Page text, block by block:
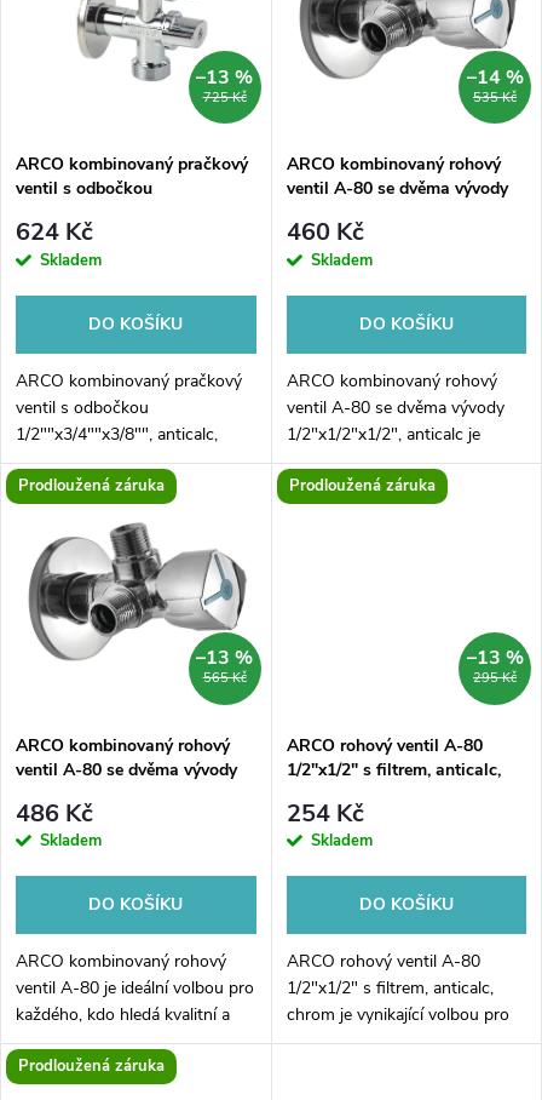
p
r
o
d
u
k
ů
Abecedně
s
p
r
d
u
k
t
ů
725 Kč
–13 %
ARCO kombinovaný pračkový
ventil s odbočkou
624 Kč
Skladem
DO KOŠÍKU
ARCO kombinovaný pračkový
ventil s odbočkou
1/2""x3/4""x3/8"", anticalc,
chrom je kvalitním a praktickým
doplňkem do vaší domácnosti.
instalaci na...
535 Kč
–14 %
ARCO kombinovaný rohový
ventil A-80 se dvěma vývody
460 Kč
Skladem
DO KOŠÍKU
ARCO kombinovaný rohový
ventil A-80 se dvěma vývody
1/2"x1/2"x1/2", anticalc je
ideální volbou pro každého, kdo
hledá kvalitní a spolehlivý ventil
Prodloužená záruka
565 Kč
–13 %
ARCO kombinovaný rohový
ventil A-80 se dvěma vývody
486 Kč
Skladem
DO KOŠÍKU
ARCO kombinovaný rohový
ventil A-80 je ideální volbou pro
každého, kdo hledá kvalitní a
spolehlivý produkt pro úpravu
vody ve svém domě. Tento
Prodloužená záruka
295 Kč
–13 %
ARCO rohový ventil A-80
1/2"x1/2" s filtrem, anticalc,
254 Kč
Skladem
DO KOŠÍKU
ARCO rohový ventil A-80
1/2"x1/2" s filtrem, anticalc,
chrom je vynikající volbou pro
každého, kdo hledá kvalitní a
Prodloužená záruka